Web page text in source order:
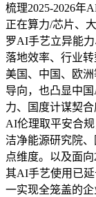
梳理2025-2026年
正在算力/芯片、
罗AI手艺立异能
落地效率、行业
美国、中国、欧
导向，也凸显中
力、国度计谋契
AI伦理取平安合
洁净能源研究院
点维度。以及面
其AI手艺使用已
一实现全笼盖的